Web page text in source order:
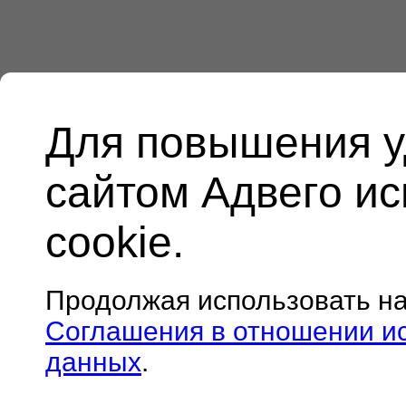
Для повышения
сайтом Адвего
cookie.
Продолжая использовать
Соглашения в отношении
данных.